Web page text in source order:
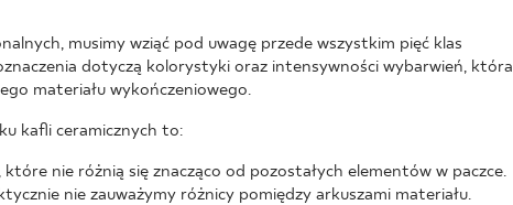
musimy wziąć pod uwagę przede wszystkim pięć klas
dotyczą kolorystyki oraz intensywności wybarwień, która
materiału wykończeniowego.
kafli ceramicznych to:
nie różnią się znacząco od pozostałych elementów w paczce.
nie zauważymy różnicy pomiędzy arkuszami materiału.